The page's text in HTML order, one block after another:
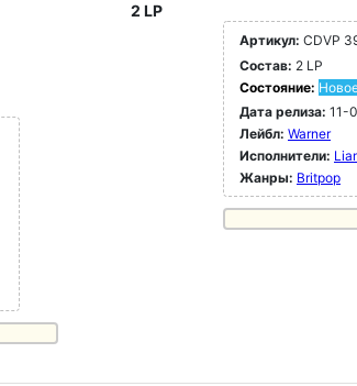
2 LP
Артикул: CDVP
Состав: 2 LP
Состояние:
Дата релиза: 11-
Лейбл: Warner
Исполнители:
Жанры: Britpop